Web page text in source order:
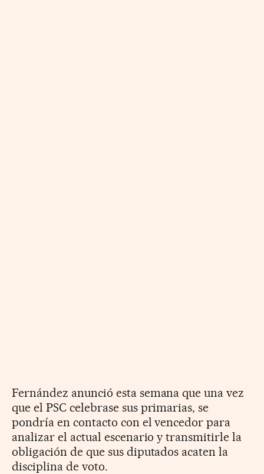
Fernández anunció esta semana que una vez
que el PSC celebrase sus primarias, se
pondría en contacto con el vencedor para
analizar el actual escenario y transmitirle la
obligación de que sus diputados acaten la
disciplina de voto.